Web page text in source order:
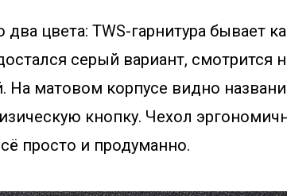
цвета: TWS-гарнитура бывает
серый вариант, смотрится
На матовом корпусе видно
кнопку. Чехол
просто и продуманно.